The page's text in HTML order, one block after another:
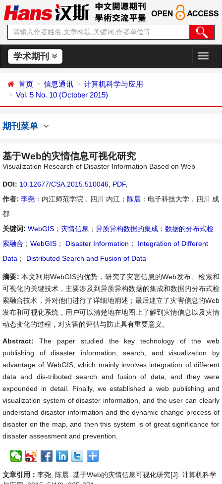
学术期刊
切
换
首页 信息通讯
计算机科学与应用
Vol. 5 No. 10 (October 2015)
期刊菜单
基于Web的灾情信息可视化研究
Visualization Research of Disaster Information Based on Web
DOI: 10.12677/CSA.2015.510046 PDF,
作者: 李尧 ：内江师范学院，四川 内江； 陈晨 ：电子科技大学，四川 成
都
关键词: WebGIS ； 灾情信息 ； 异质异构数据的集成 ； 数据的分布式检
索融合 ； WebGIS ； Disaster Information ；
Integration of Different
Data ； Distributed Search and Fusion of Data
摘要:本文利用WebGIS的优势，研究了灾害信息的Web发布、检索和
可视化的关键技术，主要涉及到异质异构数据的集成和数据的分布式检
索融合技术，并对他们进行了详细地阐述；最后建立了灾害信息的Web
发布和可视化系统，用户可以清楚地在地图上了解到灾情信息以及灾情
动态变化的过程，对灾害的评估与防止具有重要意义。
Abstract: The paper studied the key technology of the web
publishing of disaster information, search, and visualization by
advantage of WebGIS, which mainly involves integration of different
data and dis-tributed search and fusion of data, and they were
expounded in detail. Finally, we established a web publishing and
visualization system of disaster information, and the user can clearly
understand disaster information and the dynamic change process of
disaster on the map, and then this system is of great significance for
disaster assessment and prevention.
文章引用： 李尧, 陈晨. 基于Web的灾情信息可视化研究[J]. 计算机科学